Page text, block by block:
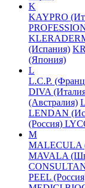
K
KAYPRO
(Испания)
(Япония)
L
L.C.P.
DIVA
(Австралия)
LENDAN
(Россия)
M
MALECULA
MAVALA
PEEL